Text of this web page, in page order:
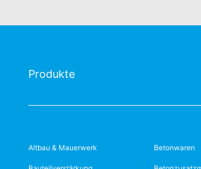
Produkte
Altbau & Mauerwerk Betonwaren